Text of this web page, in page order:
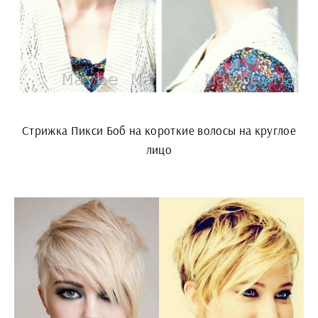
Стрижка Пикси Боб на короткие волосы на круглое
лицо